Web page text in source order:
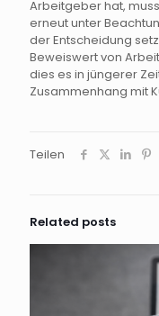
Arbeitgeber hat,
erneut unter
der Entscheidung
Beweiswert von
dies es in jüngerer
Zusammenhang mit
Teilen
Related posts